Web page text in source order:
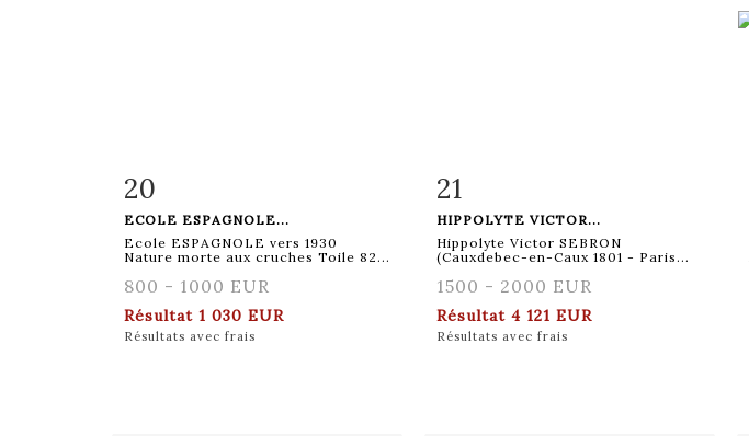
Fiche détaillée
20
ECOLE ESPAGNOLE...
Ecole ESPAGNOLE vers 1930
Nature morte aux cruches Toile 82...
800 - 1000 EUR
Résultat 1 030 EUR
Résultats avec frais
Fiche détaillée
21
HIPPOLYTE VICTOR...
Hippolyte Victor SEBRON
(Cauxdebec-en-Caux 1801 - Paris...
1500 - 2000 EUR
Résultat 4 121 EUR
Résultats avec frais